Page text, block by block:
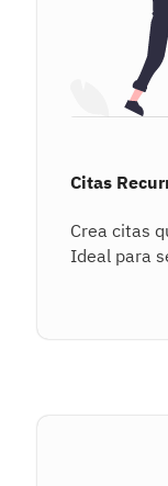
Citas
Crea citas
Ideal para